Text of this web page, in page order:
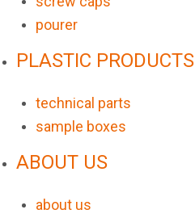
pourer
PLASTIC PRODUCTS
technical parts
sample boxes
ABOUT US
about us